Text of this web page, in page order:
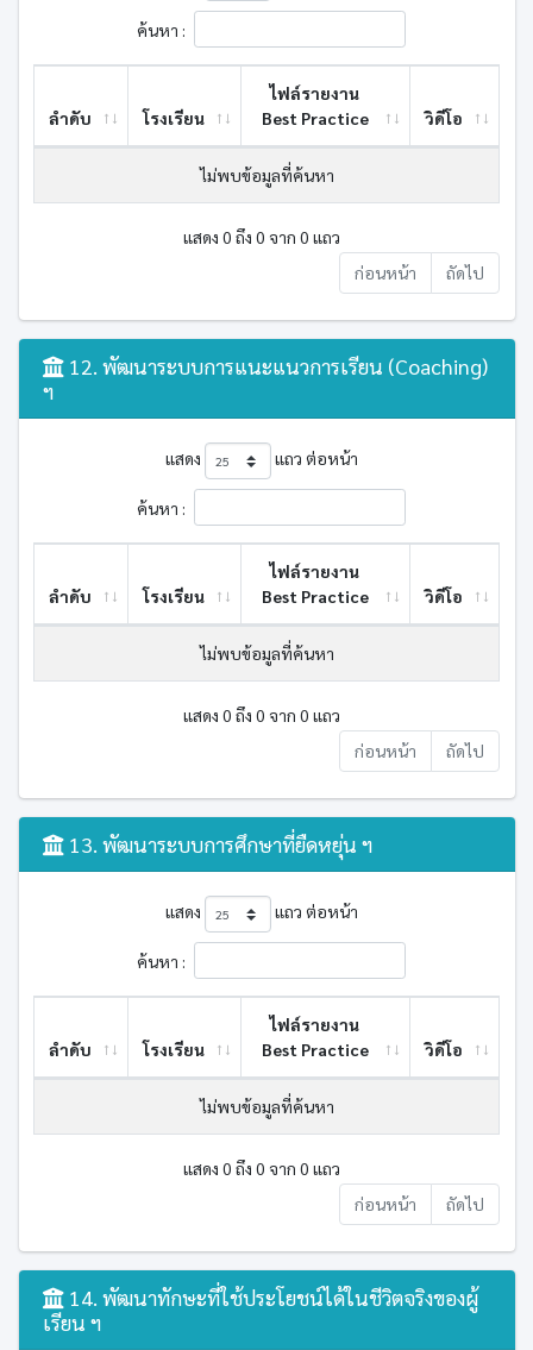
ค้นหา :
ลำดับ โรงเรียน
ไฟล์รายงาน
Best ​Practice
วิดีโอ
ไม่พบข้อมูลที่ค้นหา
แสดง 0 ถึง 0 จาก 0 แถว
ก่อนหน้า
ถัดไป
12. พัฒนาระบบการแนะแนวการเรียน (Coaching)
ฯ
แสดง แถว ต่อหน้า
ค้นหา :
ลำดับ โรงเรียน
ไฟล์รายงาน
Best ​Practice
วิดีโอ
ไม่พบข้อมูลที่ค้นหา
แสดง 0 ถึง 0 จาก 0 แถว
ก่อนหน้า
ถัดไป
13. พัฒนาระบบการศึกษาที่ยืดหยุ่น ฯ
แสดง แถว ต่อหน้า
ค้นหา :
ลำดับ โรงเรียน
ไฟล์รายงาน
Best ​Practice
วิดีโอ
ไม่พบข้อมูลที่ค้นหา
แสดง 0 ถึง 0 จาก 0 แถว
ก่อนหน้า
ถัดไป
14. พัฒนาทักษะที่ใช้ประโยชน์ได้ในชีวิตจริงของผู้
เรียน ฯ